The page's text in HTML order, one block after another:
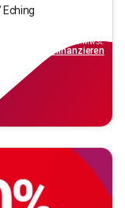
inkl.MwSt.
finanzieren